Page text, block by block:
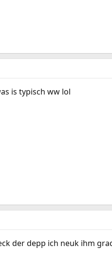
is typisch ww lol
der depp ich neuk ihm